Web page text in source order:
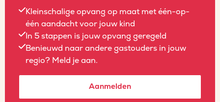
Kleinschalige opvang op maat met één-op-
één aandacht voor jouw kind
In 5 stappen is jouw opvang geregeld
Benieuwd naar andere gastouders in jouw
regio? Meld je aan.
Aanmelden